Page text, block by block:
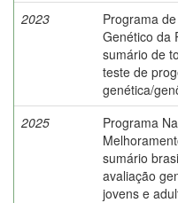
2023
Programa
Genético da
sumário de
teste de
genética/
2025
Programa
sumário
avaliação
jovens e